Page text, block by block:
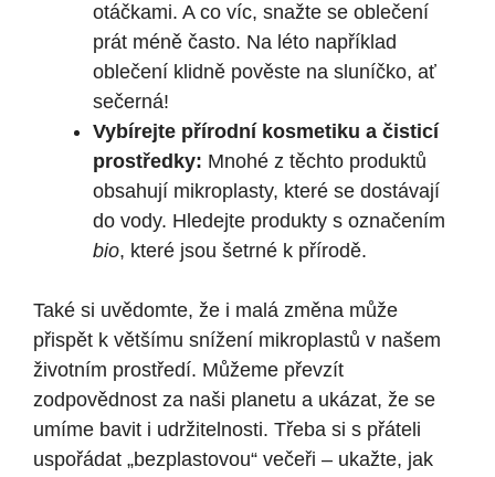
otáčkami. A co víc, snažte se oblečení
prát méně často. Na léto například
oblečení klidně pověste na sluníčko, ať
sečerná!
Vybírejte přírodní kosmetiku a čisticí
prostředky: Mnohé z těchto produktů
obsahují mikroplasty, které se dostávají
do vody. Hledejte produkty s označením
bio, které jsou šetrné k přírodě.
Také si uvědomte, že i malá změna může
přispět k většímu snížení mikroplastů v našem
životním prostředí. Můžeme převzít
zodpovědnost za naši planetu a ukázat, že se
umíme bavit i udržitelnosti. Třeba si s přáteli
uspořádat „bezplastovou“ večeři – ukažte, jak